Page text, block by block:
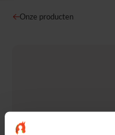
Onze producten